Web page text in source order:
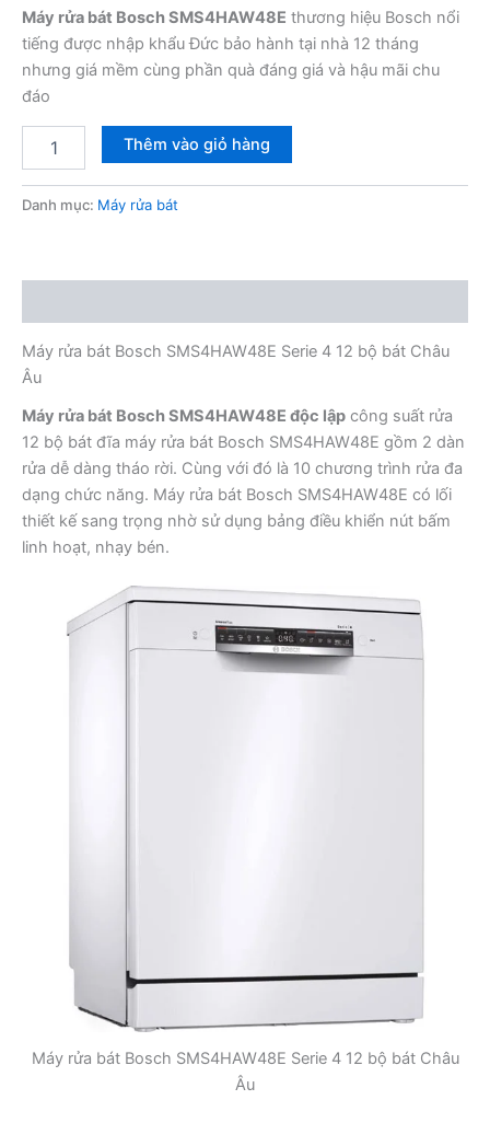
Máy rửa bát Bosch SMS4HAW48E thương hiệu Bosch nổi
tiếng được nhập khẩu Đức bảo hành tại nhà 12 tháng
nhưng giá mềm cùng phần quà đáng giá và hậu mãi chu
đáo
Bosch
Châu
Âu
lượng
Thêm vào giỏ hàng
Danh mục: Máy rửa bát
Máy rửa bát Bosch SMS4HAW48E Serie 4 12 bộ bát Châu
Âu
Máy rửa bát Bosch SMS4HAW48E độc lập công suất rửa
12 bộ bát đĩa máy rửa bát Bosch SMS4HAW48E gồm 2 dàn
rửa dễ dàng tháo rời. Cùng với đó là 10 chương trình rửa đa
dạng chức năng. Máy rửa bát Bosch SMS4HAW48E có lối
thiết kế sang trọng nhờ sử dụng bảng điều khiển nút bấm
linh hoạt, nhạy bén.
Máy rửa bát Bosch SMS4HAW48E Serie 4 12 bộ bát Châu
Âu